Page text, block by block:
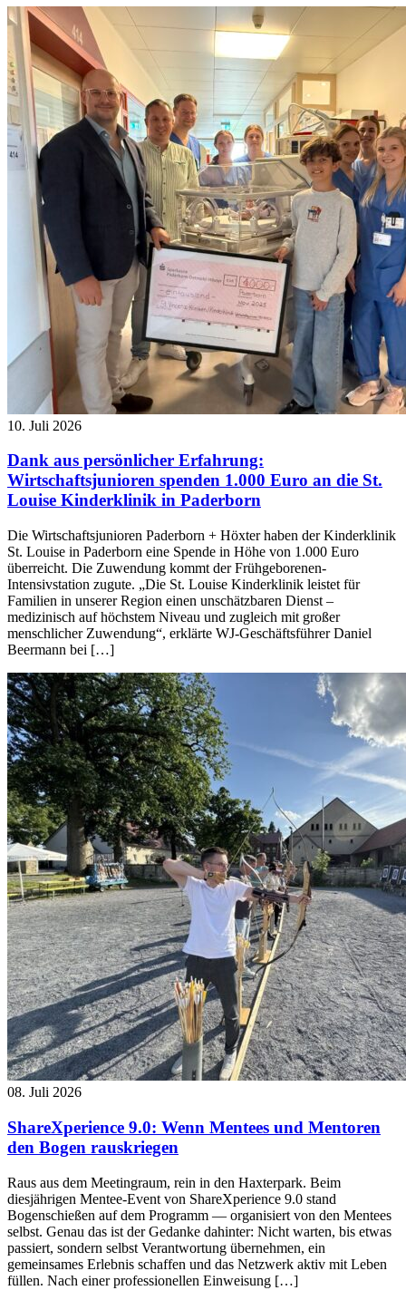
10. Juli 2026
Dank aus persönlicher Erfahrung:
Wirtschaftsjunioren spenden 1.000 Euro an die St.
Louise Kinderklinik in Paderborn
Die Wirtschaftsjunioren Paderborn + Höxter haben der Kinderklinik
St. Louise in Paderborn eine Spende in Höhe von 1.000 Euro
überreicht. Die Zuwendung kommt der Frühgeborenen-
Intensivstation zugute. „Die St. Louise Kinderklinik leistet für
Familien in unserer Region einen unschätzbaren Dienst –
medizinisch auf höchstem Niveau und zugleich mit großer
menschlicher Zuwendung“, erklärte WJ-Geschäftsführer Daniel
Beermann bei […]
08. Juli 2026
ShareXperience 9.0: Wenn Mentees und Mentoren
den Bogen rauskriegen
Raus aus dem Meetingraum, rein in den Haxterpark. Beim
diesjährigen Mentee-Event von ShareXperience 9.0 stand
Bogenschießen auf dem Programm — organisiert von den Mentees
selbst. Genau das ist der Gedanke dahinter: Nicht warten, bis etwas
passiert, sondern selbst Verantwortung übernehmen, ein
gemeinsames Erlebnis schaffen und das Netzwerk aktiv mit Leben
füllen. Nach einer professionellen Einweisung […]